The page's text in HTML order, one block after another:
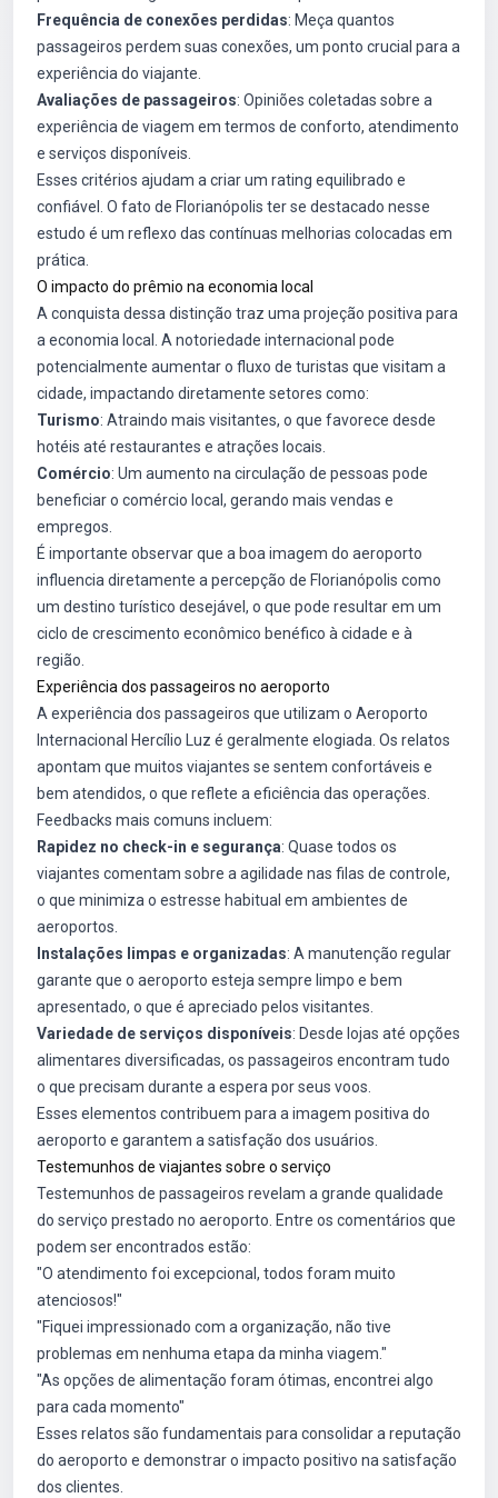
Frequência de conexões perdidas: Meça quantos
passageiros perdem suas conexões, um ponto crucial para a
experiência do viajante.
Avaliações de passageiros: Opiniões coletadas sobre a
experiência de viagem em termos de conforto, atendimento
e serviços disponíveis.
Esses critérios ajudam a criar um rating equilibrado e
confiável. O fato de Florianópolis ter se destacado nesse
estudo é um reflexo das contínuas melhorias colocadas em
prática.
O impacto do prêmio na economia local
A conquista dessa distinção traz uma projeção positiva para
a economia local. A notoriedade internacional pode
potencialmente aumentar o fluxo de turistas que visitam a
cidade, impactando diretamente setores como:
Turismo: Atraindo mais visitantes, o que favorece desde
hotéis até restaurantes e atrações locais.
Comércio: Um aumento na circulação de pessoas pode
beneficiar o comércio local, gerando mais vendas e
empregos.
É importante observar que a boa imagem do aeroporto
influencia diretamente a percepção de Florianópolis como
um destino turístico desejável, o que pode resultar em um
ciclo de crescimento econômico benéfico à cidade e à
região.
Experiência dos passageiros no aeroporto
A experiência dos passageiros que utilizam o Aeroporto
Internacional Hercílio Luz é geralmente elogiada. Os relatos
apontam que muitos viajantes se sentem confortáveis e
bem atendidos, o que reflete a eficiência das operações.
Feedbacks mais comuns incluem:
Rapidez no check-in e segurança: Quase todos os
viajantes comentam sobre a agilidade nas filas de controle,
o que minimiza o estresse habitual em ambientes de
aeroportos.
Instalações limpas e organizadas: A manutenção regular
garante que o aeroporto esteja sempre limpo e bem
apresentado, o que é apreciado pelos visitantes.
Variedade de serviços disponíveis: Desde lojas até opções
alimentares diversificadas, os passageiros encontram tudo
o que precisam durante a espera por seus voos.
Esses elementos contribuem para a imagem positiva do
aeroporto e garantem a satisfação dos usuários.
Testemunhos de viajantes sobre o serviço
Testemunhos de passageiros revelam a grande qualidade
do serviço prestado no aeroporto. Entre os comentários que
podem ser encontrados estão:
"O atendimento foi excepcional, todos foram muito
atenciosos!"
"Fiquei impressionado com a organização, não tive
problemas em nenhuma etapa da minha viagem."
"As opções de alimentação foram ótimas, encontrei algo
para cada momento"
Esses relatos são fundamentais para consolidar a reputação
do aeroporto e demonstrar o impacto positivo na satisfação
dos clientes.